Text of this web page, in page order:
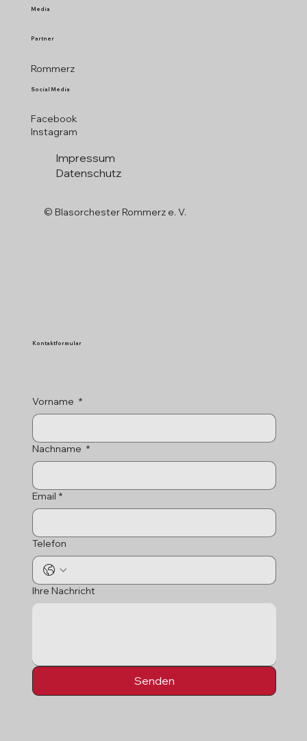
Vorname *
Nachname *
Email *
Telefon
Ihre Nachricht
Senden
Kontaktformular
Media
Partner
Rommerz
Social Media
Facebook
Instagram
Impressum
Datenschutz
© Blasorchester Rommerz e. V.